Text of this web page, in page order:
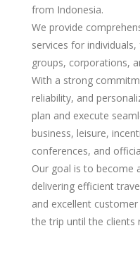
from Indonesia.
We provide
services for
groups, corporations,
With a strong
reliability, and
plan and execute
business, leisure,
conferences, and
Our goal is to become
delivering efficient
and excellent
the trip until the clients